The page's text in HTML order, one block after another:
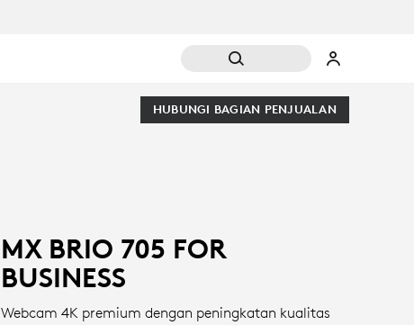
HUBUNGI BAGIAN PENJUALAN
MX BRIO 705 FOR
BUSINESS
Webcam 4K premium dengan peningkatan kualitas